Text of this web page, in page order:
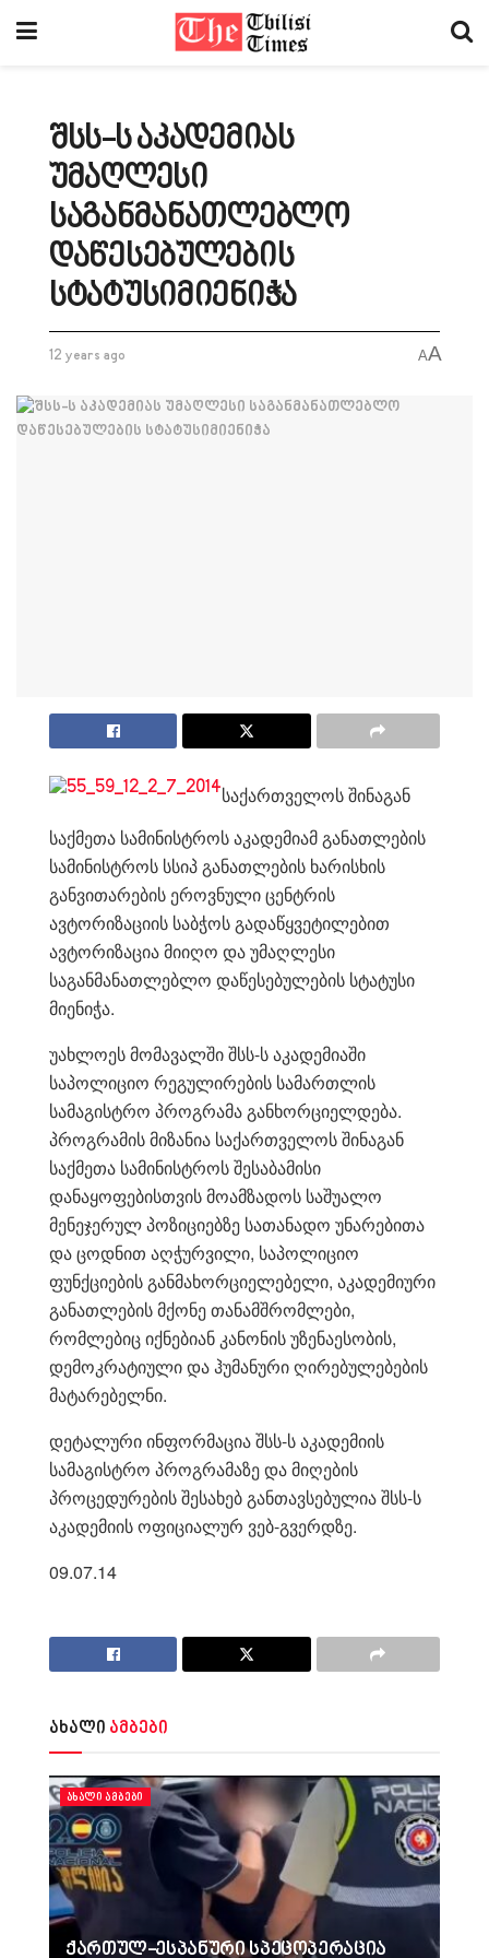
შსს-ს აკადემიას
უმაღლესი
საგანმანათლებლო
დაწესებულების
სტატუსიმიენიჭა
12 years ago AA
საქართველოს შინაგან
საქმეთა სამინისტროს აკადემიამ განათლების
სამინისტროს სსიპ განათლების ხარისხის
განვითარების ეროვნული ცენტრის
ავტორიზაციის საბჭოს გადაწყვეტილებით
ავტორიზაცია მიიღო და უმაღლესი
საგანმანათლებლო დაწესებულების სტატუსი
მიენიჭა.
უახლოეს მომავალში შსს-ს აკადემიაში
საპოლიციო რეგულირების სამართლის
სამაგისტრო პროგრამა განხორციელდება.
პროგრამის მიზანია საქართველოს შინაგან
საქმეთა სამინისტროს შესაბამისი
დანაყოფებისთვის მოამზადოს საშუალო
მენეჯერულ პოზიციებზე სათანადო უნარებითა
და ცოდნით აღჭურვილი, საპოლიციო
ფუნქციების განმახორციელებელი, აკადემიური
განათლების მქონე თანამშრომლები,
რომლებიც იქნებიან კანონის უზენაესობის,
დემოკრატიული და ჰუმანური ღირებულებების
მატარებელნი.
დეტალური ინფორმაცია შსს-ს აკადემიის
სამაგისტრო პროგრამაზე და მიღების
პროცედურების შესახებ განთავსებულია შსს-ს
აკადემიის ოფიციალურ ვებ-გვერდზე.
09.07.14
ახალი ამბები
ᲐᲮᲐᲚᲘ ᲐᲛᲑᲔᲑᲘ
ქართულ-ესპანური სპეცოპერაცია